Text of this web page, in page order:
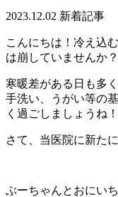
2023.12.02 新着記事
こんにちは！冷え込
は崩していませんか？
寒暖差がある日も多
手洗い、うがい等の
く過ごしましょうね！
さて、当医院に新た
ぶーちゃんとおにい